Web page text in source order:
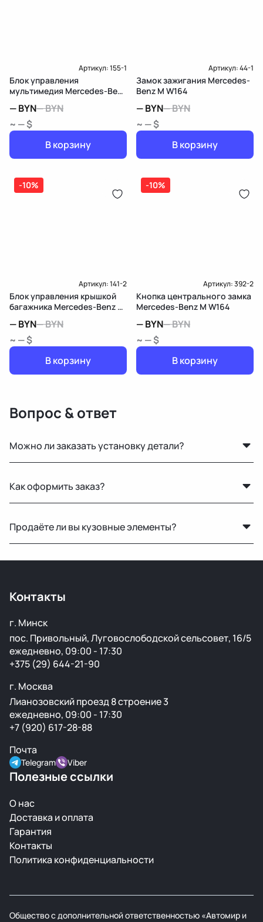
Артикул:155-1
Блок управления
мультимедия Mercedes-Benz
—BYN—BYN
~ — $
В корзину
Артикул:44-1
Замок зажигания Mercedes-
Benz M W164
—BYN—BYN
~ — $
В корзину
-10%
Артикул:141-2
Блок управления крышкой
багажника Mercedes-Benz M
—BYN—BYN
~ — $
В корзину
-10%
Артикул:392-2
Кнопка центрального замка
Mercedes-Benz M W164
—BYN—BYN
~ — $
В корзину
Вопрос & ответ
Можно ли заказать установку детали?
только на продаже автозапчастей.
Как оформить заказ?
мессенджер или позвонить — менеджер уточнит
детали и оформит заказ.
Продаёте ли вы кузовные элементы?
Контакты
г. Минск
пос. Привольный, Луговослободской сельсовет, 16/5
ежедневно, 09:00 - 17:30
+375 (29) 644-21-90
г. Москва
Лианозовский проезд 8 строение 3
ежедневно, 09:00 - 17:30
+7 (920) 617-28-88
Почта
Telegram Viber
Полезные ссылки
О нас
Доставка и оплата
Гарантия
Контакты
Политика конфиденциальности
Общество с дополнительной ответственностью «Автомир и